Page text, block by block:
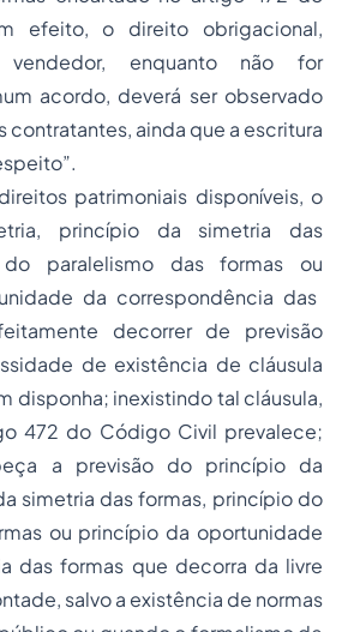
efeito, o direito obrigacional,
vendedor, enquanto não for
acordo, deverá ser observado
contratantes, ainda que a escritura
.
patrimoniais disponíveis, o
princípio da simetria das
paralelismo das formas ou
da correspondência das
decorrer de previsão
de existência de cláusula
disponha; inexistindo tal cláusula,
472 do Código Civil prevalece;
a previsão do princípio da
simetria das formas, princípio do
ou princípio da oportunidade
das formas que decorra da livre
salvo a existência de normas